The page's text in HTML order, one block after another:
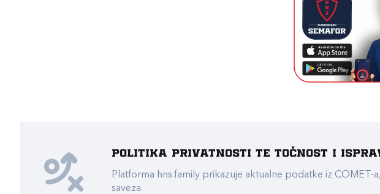
Politika privatnosti te točnost i
Platforma hns.family prikazuje aktualne podatke iz
saveza.